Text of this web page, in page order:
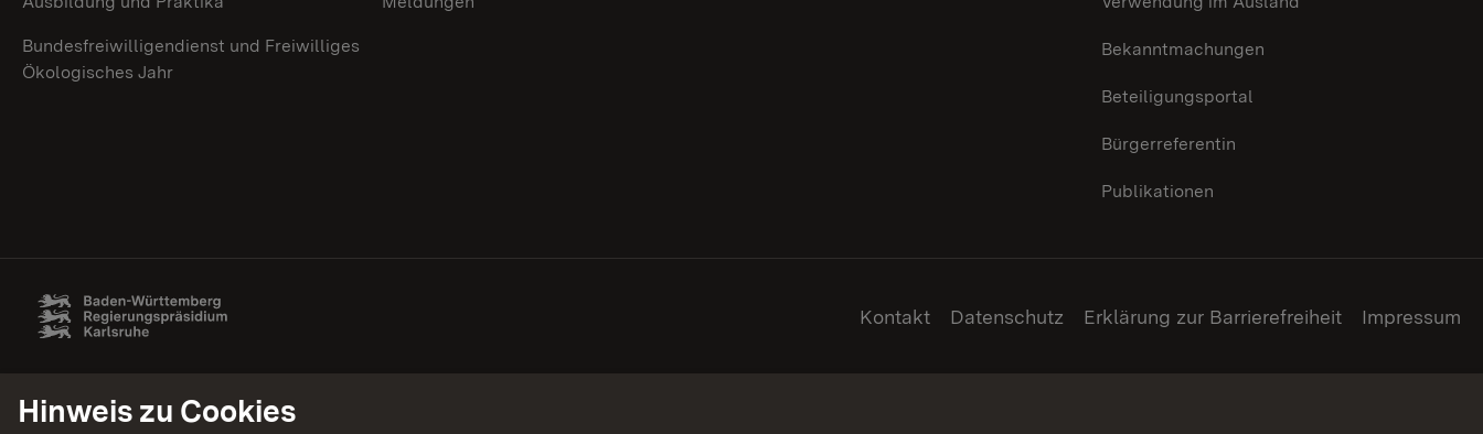
Bundesfreiwilligendienst und Freiwilliges
Ökologisches Jahr
Bekanntmachungen
Beteiligungsportal
Bürgerreferentin
Publikationen
Kontakt Datenschutz Erklärung zur Barrierefreiheit Impressum
Hinweis zu Cookies